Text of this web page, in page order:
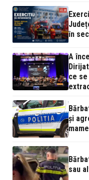
în
A
ce
și
sau